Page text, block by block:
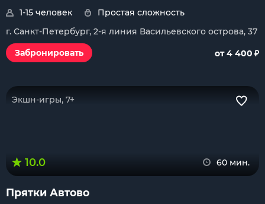
1-15 человек
Простая сложность
г. Санкт-Петербург, 2-я линия Васильевского острова, 37
Забронировать
от 4 400 ₽
Экшн-игры, 7+
10.0 60 мин.
Прятки Автово